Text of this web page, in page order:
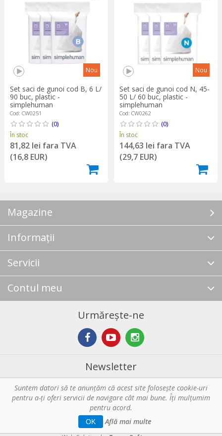
Nou
Set saci de gunoi cod B, 6 L/
90 buc, plastic -
simplehuman
Cod: CW0251
(0)
În stoc
81,82 lei fara TVA
(16,8 EUR)
Nou
Set saci de gunoi cod N, 45-
50 L/ 60 buc, plastic -
simplehuman
Cod: CW0262
(0)
În stoc
144,63 lei fara TVA
(29,7 EUR)
Magazine
Informații
Servicii
Contul meu
Urmărește-ne
Newsletter
Abonare
Copyright © 2026 Horeca - Pentru profesionistii din bucatarie. Toate
drepturile rezervate.
Suntem datori să te anunţăm că acest site foloseşte cookie-uri
pentru a-ți oferi servicii de navigare cât mai bune. Îţi mulțumim
pentru acord.
OK Află mai multe